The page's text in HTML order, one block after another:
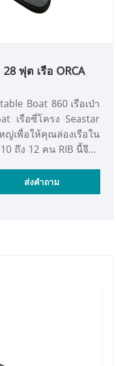
ฟุต เรือ ORCA
Boat 860 เรือเป่า
เรือซี่โครง Seastar
เพื่อให้คุณล่องเรือใน
ถึง 12 คน RIB นี้จึงมี
ตี้ สะดวกสบาย มั่นคง
อ RIB เพื่อสันทนาการ
ส่งคำถาม